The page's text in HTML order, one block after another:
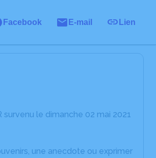
Facebook E-mail Lien
le dimanche 02 mai 2021
une anecdote ou exprimer